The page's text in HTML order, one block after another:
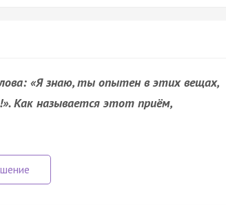
«Я знаю, ты опытен в этих вещах,
Как называется этот приём,